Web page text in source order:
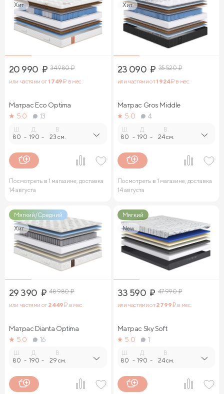
Хит
20 990 ₽ 34 980₽
или частями от1 749₽ в мес.
Матрас Eco Optima
5.0
13
Ш.
80 -
Д.
190 -
В.
23 см.
Посмотреть в 1 магазине, доставка
14 августа
Хит
23 090 ₽ 35 520₽
или частями от1 924₽ в мес.
Матрас Gros Middle
5.0
4
Ш.
80 -
Д.
190 -
В.
24 см.
Посмотреть в 1 магазине, доставка
14 августа
Мягкий/Средний
Хит
29 390 ₽ 48 980₽
или частями от 2 449₽ в мес.
Матрас Dianta Optima
5.0
16
Ш.
80 -
Д.
190 -
В.
29 см.
Мягкий
New
33 590 ₽ 47 990₽
или частями от2 799₽ в мес.
Матрас Sky Soft
5.0
1
Ш.
80 -
Д.
190 -
В.
24 см.